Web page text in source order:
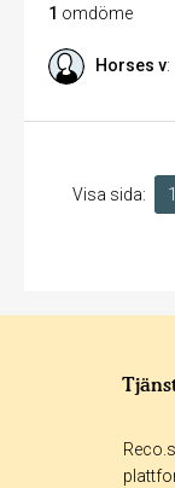
1 omdöme
Horses v:
Visa sida: 1